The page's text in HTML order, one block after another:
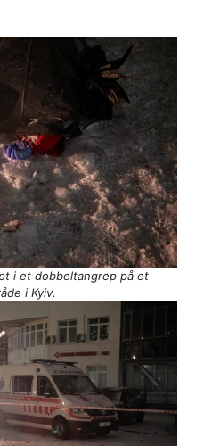
i et dobbeltangrep på et
i Kyiv.